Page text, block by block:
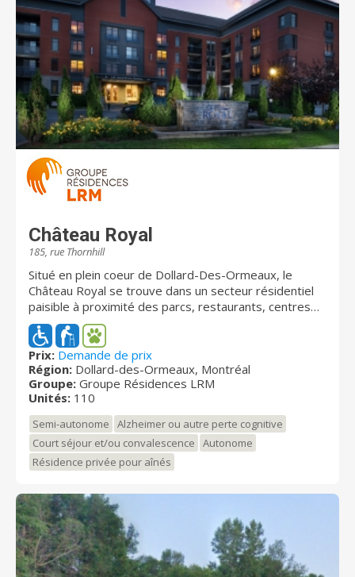
Château Royal
185, rue Thornhill
Situé en plein coeur de Dollard-Des-Ormeaux, le
Château Royal se trouve dans un secteur résidentiel
paisible à proximité des parcs, restaurants, centres
commerciaux, cliniques médicales, hôpitaux, banques
et autres services d’importance pour les aînés. La
résidence s'adresse aux aînés actifs qui désirent un
mode de vie autonome dans un endroit chaleureux de
même qu'à ceux et celles qui nécessitent une
attention particulière et des soins. Certaines unités
sont spécialement conçues pour les chaises roulantes.
Prix: Demande de prix
Région: Dollard-des-Ormeaux, Montréal
Groupe: Groupe Résidences LRM
Unités: 110
Semi-autonome
Alzheimer ou autre perte cognitive
Court séjour et/ou convalescence
Autonome
Résidence privée pour aînés